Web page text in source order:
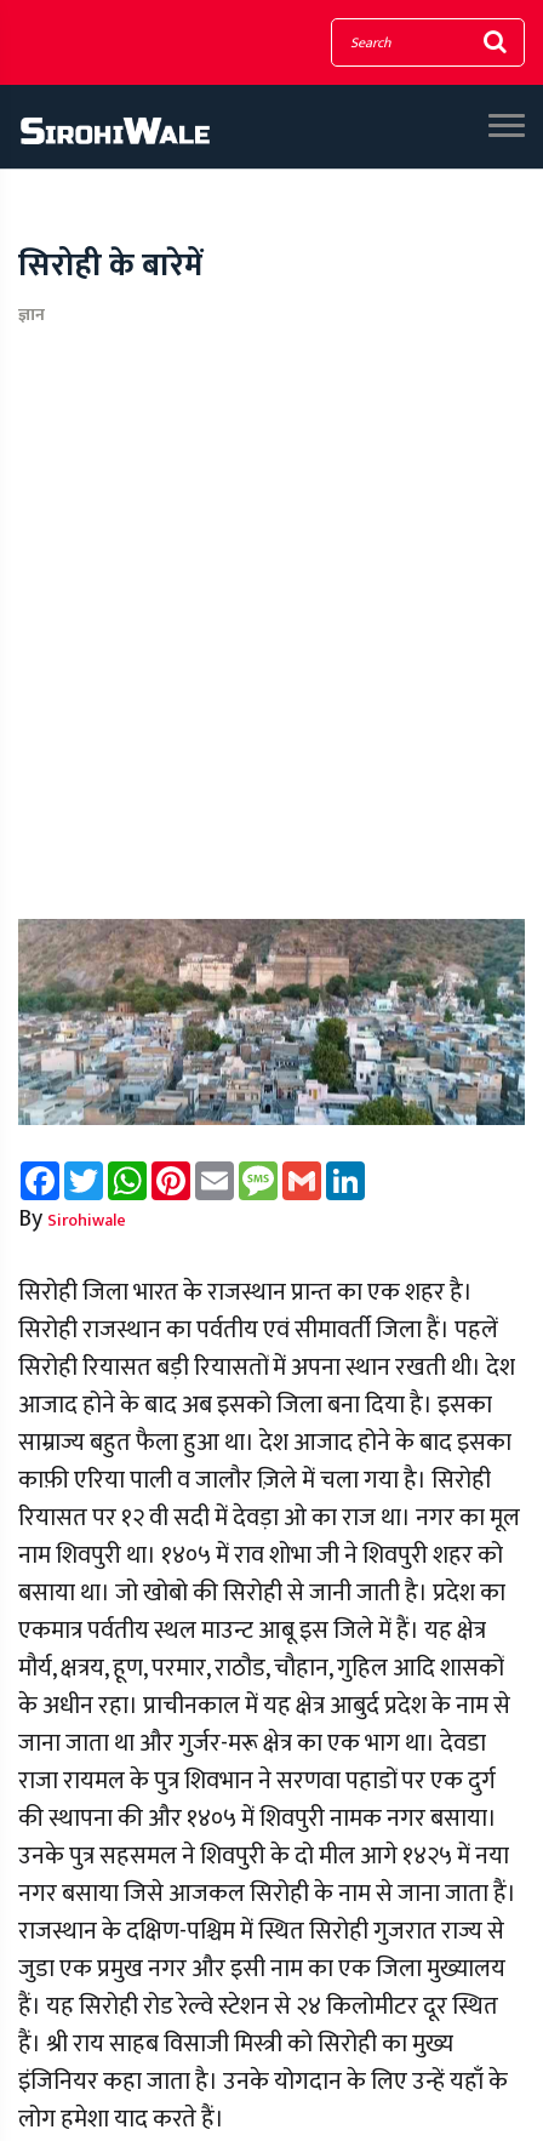
सिरोही के बारेमें
ज्ञान
FacebookTwitterWhatsAppPinterest
Email Message
Gmail
By Sirohiwale
सिरोही जिला भारत के राजस्थान प्रान्त का एक शहर है।
सिरोही राजस्थान का पर्वतीय एवं सीमावर्ती जिला हैं। पहलें
सिरोही रियासत बड़ी रियासतों में अपना स्थान रखती थी। देश
आजाद होने के बाद अब इसको जिला बना दिया है। इसका
साम्राज्य बहुत फैला हुआ था। देश आजाद होने के बाद इसका
काफ़ी एरिया पाली व जालौर ज़िले में चला गया है। सिरोही
रियासत पर १२ वी सदी में देवड़ा ओ का राज था। नगर का मूल
नाम शिवपुरी था। १४०५ में राव शोभा जी ने शिवपुरी शहर को
बसाया था। जो खोबो की सिरोही से जानी जाती है। प्रदेश का
एकमात्र पर्वतीय स्थल माउन्ट आबू इस जिले में हैं। यह क्षेत्र
मौर्य, क्षत्रय, हूण, परमार, राठौड, चौहान, गुहिल आदि शासकों
के अधीन रहा। प्राचीनकाल में यह क्षेत्र आबुर्द प्रदेश के नाम से
जाना जाता था और गुर्जर-मरू क्षेत्र का एक भाग था। देवडा
राजा रायमल के पुत्र शिवभान ने सरणवा पहाडों पर एक दुर्ग
की स्थापना की और १४०५ में शिवपुरी नामक नगर बसाया।
उनके पुत्र सहसमल ने शिवपुरी के दो मील आगे १४२५ में नया
नगर बसाया जिसे आजकल सिरोही के नाम से जाना जाता हैं।
राजस्थान के दक्षिण-पश्चिम में स्थित सिरोही गुजरात राज्य से
जुडा एक प्रमुख नगर और इसी नाम का एक जिला मुख्यालय
हैं। यह सिरोही रोड रेल्वे स्टेशन से २४ किलोमीटर दूर स्थित
हैं। श्री राय साहब विसाजी मिस्त्री को सिरोही का मुख्य
इंजिनियर कहा जाता है। उनके योगदान के लिए उन्हें यहाँ के
लोग हमेशा याद करते हैं।